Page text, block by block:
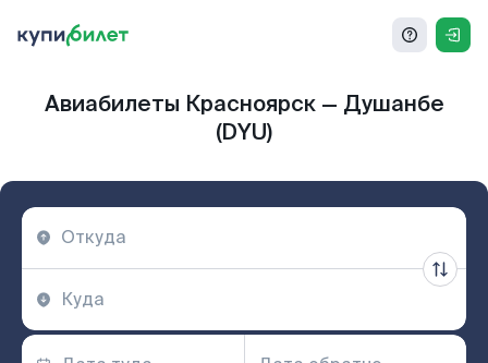
Авиабилеты Красноярск — Душанбе
(DYU)